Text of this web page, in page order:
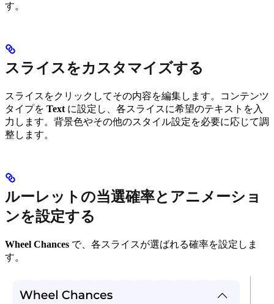
す。
スライスをカスタマイズする
スライスをクリックしてその内容を編集します。コンテンツ
タイプを Textに設定し、各スライスに希望のテキストを入
力します。背景色やその他のスタイル設定を必要に応じて調
整します。
ルーレットの当選確率とアニメーショ
ンを設定する
Wheel Chances で、各スライスが選ばれる確率を設定しま
す。